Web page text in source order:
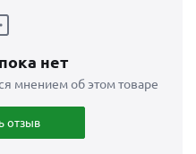
нет
мнением об этом товаре
отзыв